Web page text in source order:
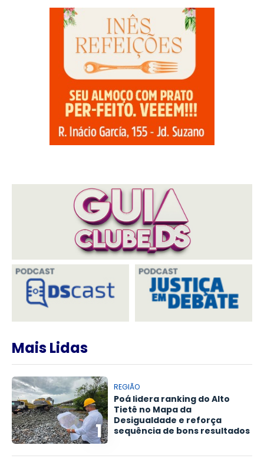
Mais Lidas
1
REGIÃO
Poá lidera ranking do Alto
Tietê no Mapa da
Desigualdade e reforça
sequência de bons resultados